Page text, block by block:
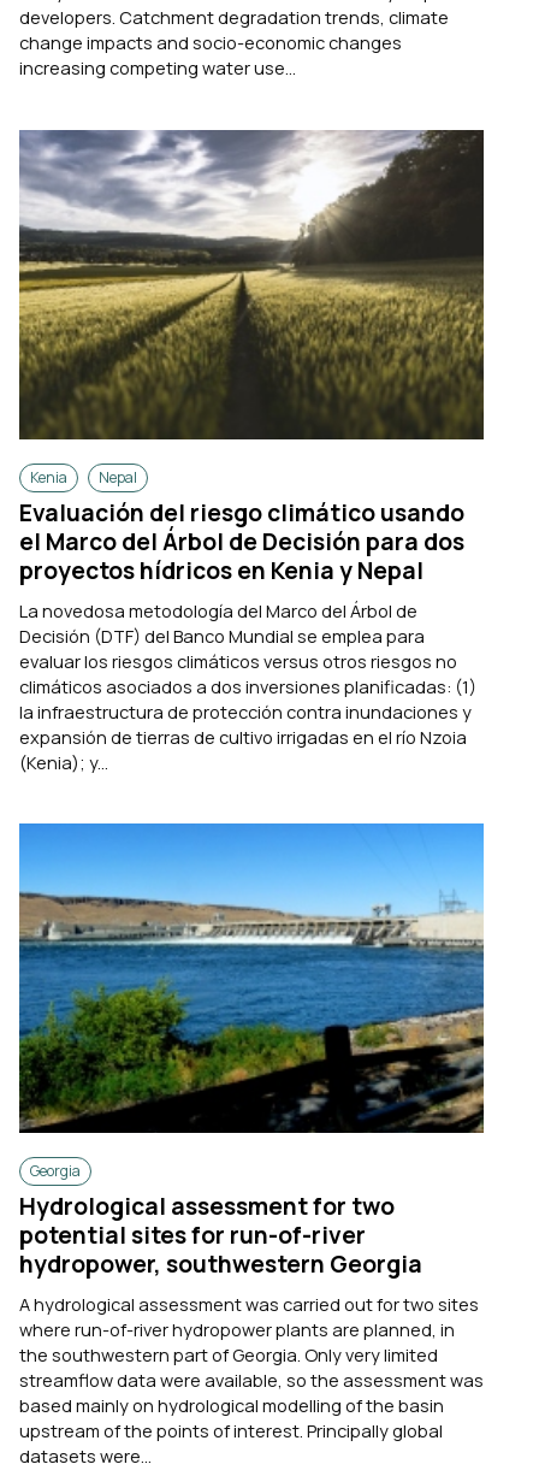
developers. Catchment degradation trends, climate
change impacts and socio-economic changes
increasing competing water use...
Kenia Nepal
Evaluación del riesgo climático usando
el Marco del Árbol de Decisión para dos
proyectos hídricos en Kenia y Nepal
La novedosa metodología del Marco del Árbol de
Decisión (DTF) del Banco Mundial se emplea para
evaluar los riesgos climáticos versus otros riesgos no
climáticos asociados a dos inversiones planificadas: (1)
la infraestructura de protección contra inundaciones y
expansión de tierras de cultivo irrigadas en el río Nzoia
(Kenia); y...
Georgia
Hydrological assessment for two
potential sites for run-of-river
hydropower, southwestern Georgia
A hydrological assessment was carried out for two sites
where run-of-river hydropower plants are planned, in
the southwestern part of Georgia. Only very limited
streamflow data were available, so the assessment was
based mainly on hydrological modelling of the basin
upstream of the points of interest. Principally global
datasets were...